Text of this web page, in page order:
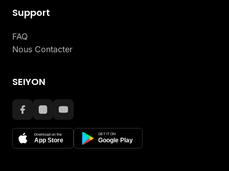
SEIYON
Download on the
App Store
GET IT ON
Google Play
Support
FAQ
Nous Contacter